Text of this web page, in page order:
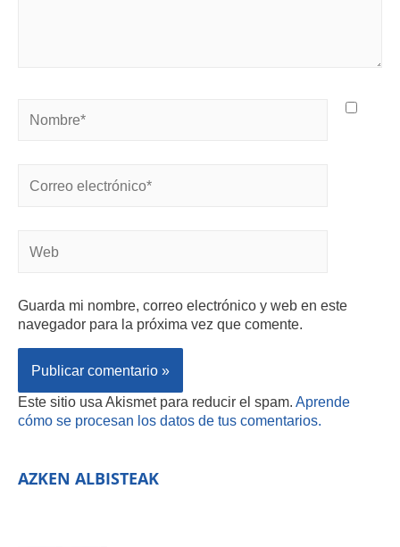
Guarda mi nombre, correo electrónico y web en este
navegador para la próxima vez que comente.
Este sitio usa Akismet para reducir el spam. Aprende
cómo se procesan los datos de tus comentarios.
AZKEN ALBISTEAK